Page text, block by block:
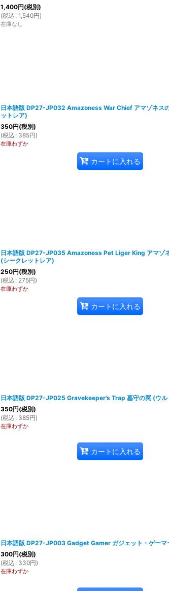
1,400円(税別)
(税込 : 1,540円)
在庫なし
日本語版 DP27-JP032 Amazoness War Chief アマゾネス
ットレア)
350円(税別)
(税込 : 385円)
在庫わずか
カートに入れる
日本語版 DP27-JP035 Amazoness Pet Liger King アマゾ
(シークレットレア)
250円(税別)
(税込 : 275円)
在庫わずか
カートに入れる
日本語版 DP27-JP025 Gravekeeper's Trap 墓守の罠 (ウル
350円(税別)
(税込 : 385円)
在庫わずか
カートに入れる
日本語版 DP27-JP003 Gadget Gamer ガジェット・ゲーマ
300円(税別)
(税込 : 330円)
在庫わずか